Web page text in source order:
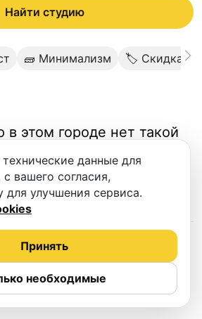
Найти студию
🧱 Минимализм 🏷 Скидка
этом городе нет такой
данные для
вашего согласия,
для улучшения сервиса.
необходимые
Принять